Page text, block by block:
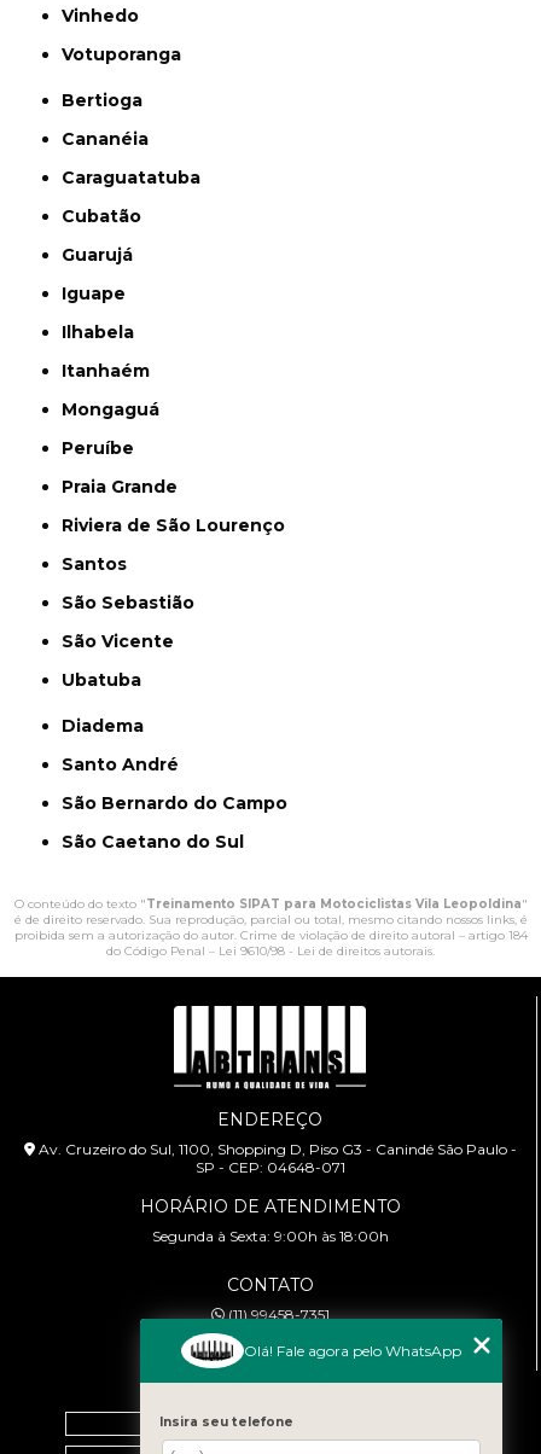
Vinhedo
Votuporanga
Bertioga
Cananéia
Caraguatatuba
Cubatão
Guarujá
Iguape
Ilhabela
Itanhaém
Mongaguá
Peruíbe
Praia Grande
Riviera de São Lourenço
Santos
São Sebastião
São Vicente
Ubatuba
Diadema
Santo André
São Bernardo do Campo
São Caetano do Sul
O conteúdo do texto "Treinamento SIPAT para Motociclistas Vila Leopoldina"
é de direito reservado. Sua reprodução, parcial ou total, mesmo citando nossos links, é
proibida sem a autorização do autor. Crime de violação de direito autoral – artigo 184
do Código Penal – Lei 9610/98 - Lei de direitos autorais
ENDEREÇO
Av. Cruzeiro do Sul, 1100, Shopping D, Piso G3 - Canindé São Paulo -
SP - CEP: 04648-071
HORÁRIO DE ATENDIMENTO
Segunda à Sexta: 9:00h às 18:00h
CONTATO
(11) 99458-7351
cursoabtrans@gmail.com
Home
Olá! Fale agora pelo WhatsApp
Insira seu telefone